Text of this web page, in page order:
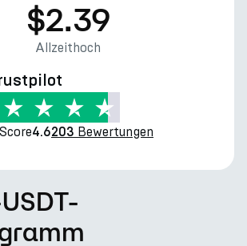
$2.39
Allzeithoch
4.6203 Bewertungen